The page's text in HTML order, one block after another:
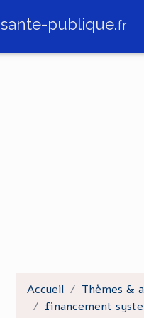
sante-publique.fr
Accueil Thèmes &
financement